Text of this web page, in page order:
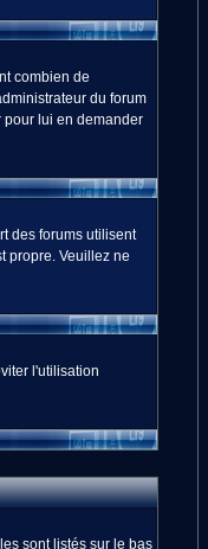
combien de
du forum
pour lui en demander
des forums utilisent
propre. Veuillez ne
l'utilisation
sont listés sur le bas